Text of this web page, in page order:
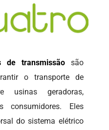
de transmissãosão
o transporte de
usinas geradoras,
consumidores. Eles
do sistema elétrico